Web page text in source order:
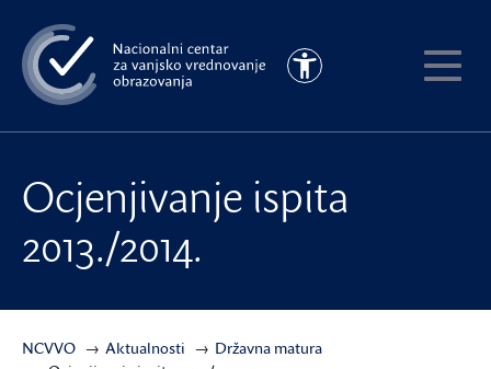
na
glavni
sadržaj
Pristupačnost
Ocjenjivanje ispita
2013./2014.
NCVVO Aktualnosti
Državna matura